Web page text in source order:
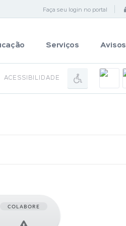
Faça seu login no portal
Serviços Avisos
ACESSIBILIDADE
COLABORE